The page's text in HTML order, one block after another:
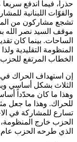
حذراً، فيما اندفع
والقوّات اللبنانية
تشجع مشاركون من
موقف السيد نصر الله
الساحات. بينما كان
المنظومة التقليدية
الخطاب المرتفع للحزب منذ 2018 حول الإصلاح
إن استهداف الحراك
الثلاث بشكل أساسي
وهذا ما كان محدّداً
للحراك. وهذا ما جعل
تسارع للمشاركة في
الحزب خارج
الذي طرحه الحزب عام 2018 كان لا يزال حاضراً في وجدان مؤيّديه.